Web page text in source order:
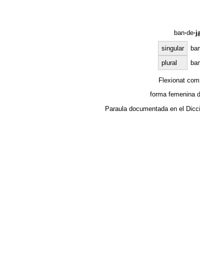
ban·de·
singular
plural
Flexionat
forma femenina
Paraula documentada en el